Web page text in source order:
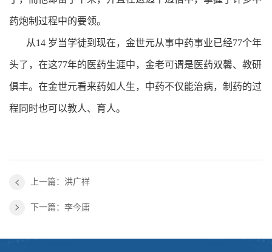
药炮制过程中的要领。
从14 岁当学徒到现在，金世元从事中药事业已经77个年
头了，在这77年的医药生涯中，金老可谓是医药双馨、教研
俱丰。在金世元看来药如人生，中药不仅能治病，制药的过
程同时也可以教人、育人。
上一篇：洪广祥
下一篇：李今庸